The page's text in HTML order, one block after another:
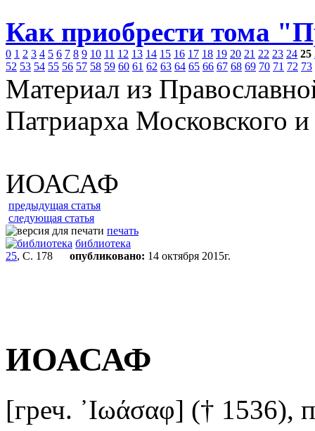
Как приобрести тома
0 1 2 3 4 5 6 7 8 9 10 11 12 13 14 15 16 17 18 19 20 21 22 23 24 25
52 53 54 55 56 57 58 59 60 61 62 63 64 65 66 67 68 69 70 71 72 73
Материал из
Патриарха Московского
ИОАСАФ
предыдущая статья
следующая статья
печать
библиотека
25, С. 178 опубликовано: 14 октября 2015г.
ИОАСАФ
[греч. ᾿Ιωάσαφ] († 1536),